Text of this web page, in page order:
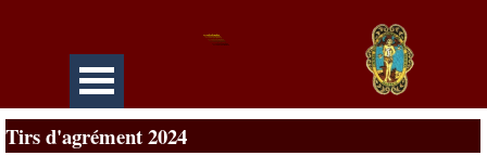
Tirs d'agrément 2024